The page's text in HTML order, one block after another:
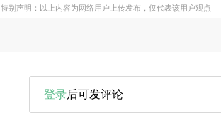
特别声明：以上内容为网络用户上传发布，仅代表该用户观点
登录后可发评论